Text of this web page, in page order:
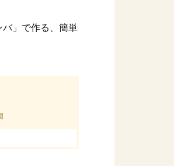
バ」で作る、簡単